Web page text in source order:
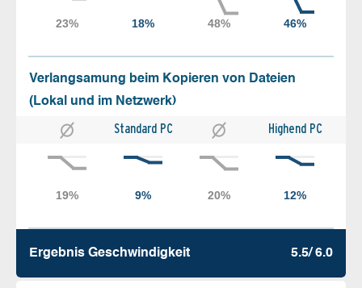
Verlangsamung beim Kopieren von Dateien
(Lokal und im Netzwerk)
Standard PC Highend PC
Ergebnis Geschw­indigkeit 5.5/ 6.0